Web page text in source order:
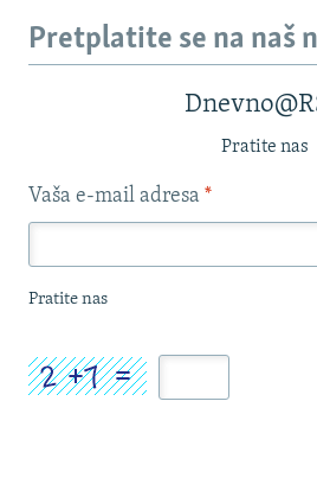
Pretplatite se na naš
Pratite nas
Vaša e-mail adresa *
Pratite nas